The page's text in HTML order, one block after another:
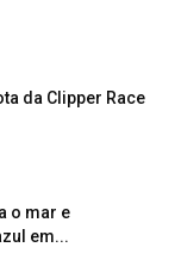
da Clipper Race
o mar e
em...